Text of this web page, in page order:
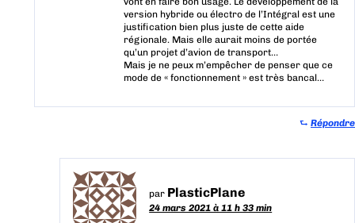
version hybride ou électro de l’Intégral est une
justification bien plus juste de cette aide
régionale. Mais elle aurait moins de portée
qu’un projet d’avion de transport…
Mais je ne peux m’empêcher de penser que ce
mode de « fonctionnement » est très bancal…
⮑ Répondre
par PlasticPlane
24 mars 2021 à 11 h 33 min